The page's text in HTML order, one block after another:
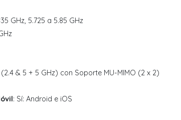
GHz, 5.725 a 5.85 GHz
& 5 + 5 GHz) con Soporte MU-MIMO (2 x 2)
: Sí: Android e iOS